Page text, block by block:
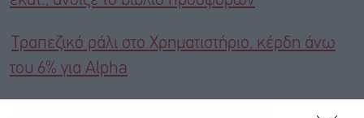
Τραπεζικό ράλι στο Χρηματιστήριο, κέρδη άνω
του 6% για Alpha